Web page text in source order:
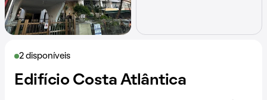
2 disponíveis
Edifício Costa Atlântica